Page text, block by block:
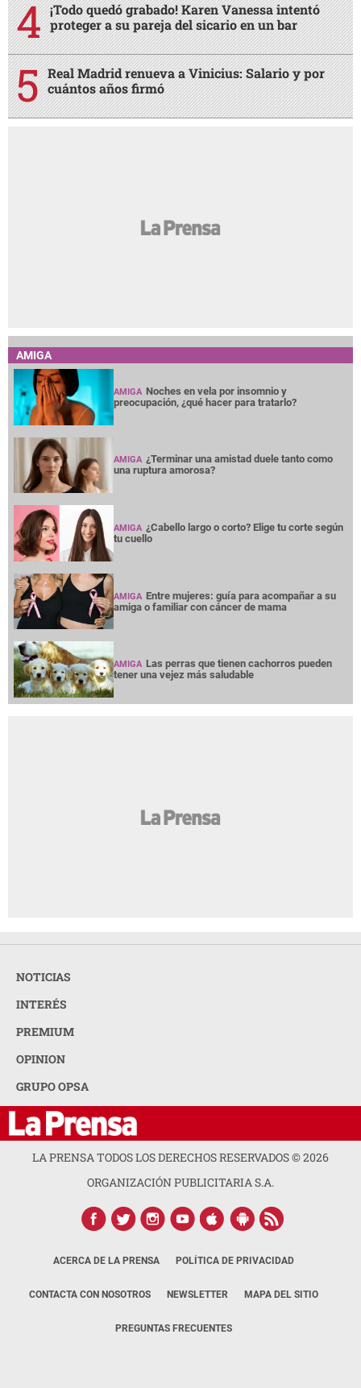
¡Todo quedó grabado! Karen Vanessa intentó
proteger a su pareja del sicario en un bar
Real Madrid renueva a Vinicius: Salario y por
cuántos años firmó
AMIGA
AMIGA Noches en vela por insomnio y
preocupación, ¿qué hacer para tratarlo?
AMIGA ¿Terminar una amistad duele tanto como
una ruptura amorosa?
AMIGA ¿Cabello largo o corto? Elige tu corte según
tu cuello
AMIGA Entre mujeres: guía para acompañar a su
amiga o familiar con cáncer de mama
AMIGA Las perras que tienen cachorros pueden
tener una vejez más saludable
NOTICIAS
INTERÉS
PREMIUM
OPINION
GRUPO OPSA
LA PRENSA TODOS LOS DERECHOS RESERVADOS ©2026
ORGANIZACIÓN PUBLICITARIA S.A.
ACERCA DE LA PRENSA POLÍTICA DE PRIVACIDAD
CONTACTA CON NOSOTROS NEWSLETTER MAPA DEL SITIO
PREGUNTAS FRECUENTES